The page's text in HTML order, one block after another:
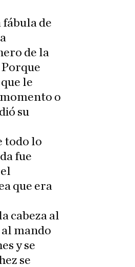
fábula de
de la
le
o
su
todo lo
fue
que era
cabeza al
mando
y se
se